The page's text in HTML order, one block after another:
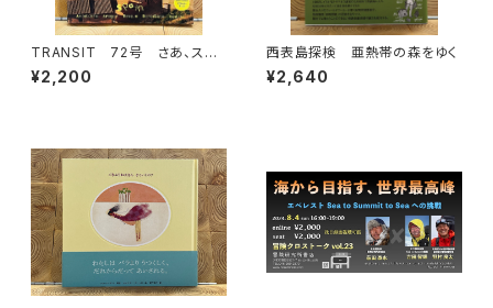
TRANSIT 72号 さあ、スペ
インへ！ 太陽と海と土の国
¥2,200
西表島探検 亜熱帯の森をゆく
¥2,640